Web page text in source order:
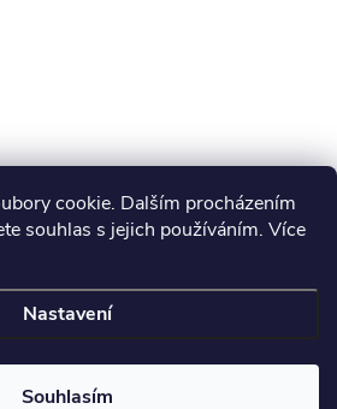
cookie. Dalším procházením
souhlas s jejich používáním. Více
Nastavení
Souhlasím